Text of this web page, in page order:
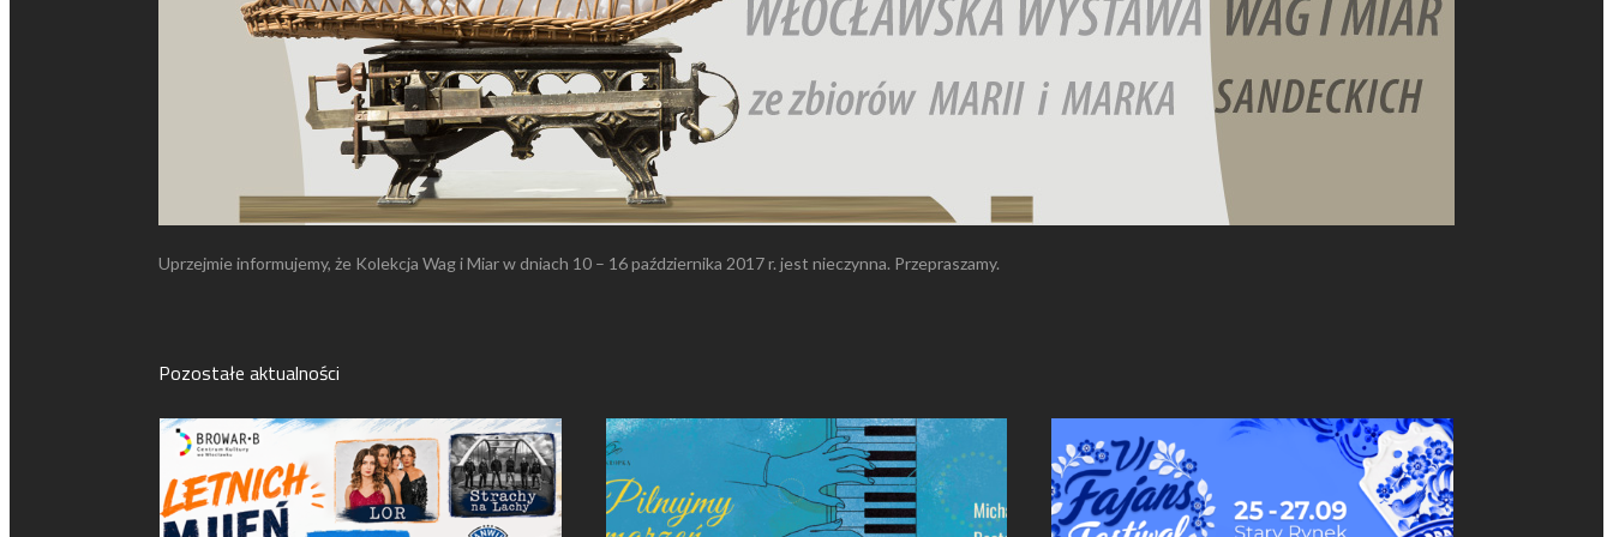
Uprzejmie informujemy, że Kolekcja Wag i Miar w dniach 10 – 16 października 2017 r. jest nieczynna. Przepraszamy.
Pozostałe aktualności